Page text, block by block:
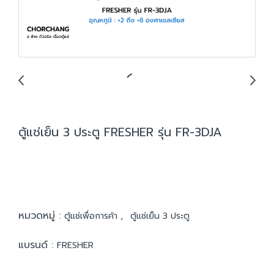
ตู้แช่เย็น 3 ประตู FRESHER รุ่น FR-3DJA
หมวดหมู่ : ตู้แช่เพื่อการค้า , ตู้แช่เย็น 3 ประตู
แบรนด์ : FRESHER